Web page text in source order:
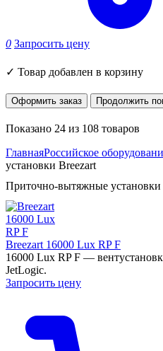
0 Запросить цену
✓ Товар добавлен в корзину
Оформить заказ Продолжить
Показано 24 из 108 товаров
ГлавнаяРоссийское
установки Breezart
Приточно-вытяжные установки
Breezart 16000 Lux RP F
16000 Lux RP F —
JetLogic.
Запросить цену